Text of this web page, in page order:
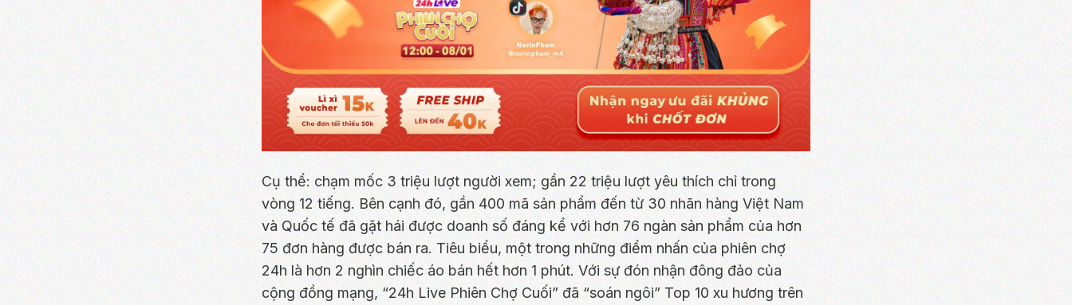
Cụ thể: chạm mốc 3 triệu lượt người xem; gần 22 triệu lượt yêu thích chỉ trong
vòng 12 tiếng. Bên cạnh đó, gần 400 mã sản phẩm đến từ 30 nhãn hàng Việt Nam
và Quốc tế đã gặt hái được doanh số đáng kể với hơn 76 ngàn sản phẩm của hơn
75 đơn hàng được bán ra. Tiêu biểu, một trong những điểm nhấn của phiên chợ
24h là hơn 2 nghìn chiếc áo bán hết hơn 1 phút. Với sự đón nhận đông đảo của
cộng đồng mạng, “24h Live Phiên Chợ Cuối” đã “soán ngôi” Top 10 xu hương trên